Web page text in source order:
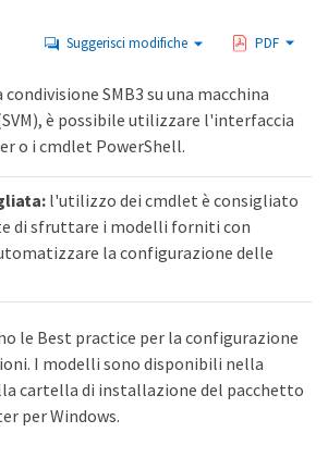
Suggerisci modifiche PDF
SMB3 su una macchina
è possibile utilizzare l'interfaccia
o i cmdlet PowerShell.
l'utilizzo dei cmdlet è consigliato
di sfruttare i modelli forniti con
la configurazione delle
le Best practice per la configurazione
I modelli sono disponibili nella
cartella di installazione del pacchetto
per Windows.